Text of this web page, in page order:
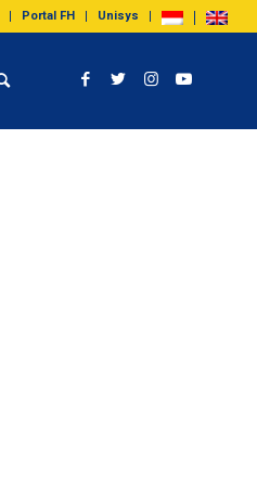
Portal FH Unisys